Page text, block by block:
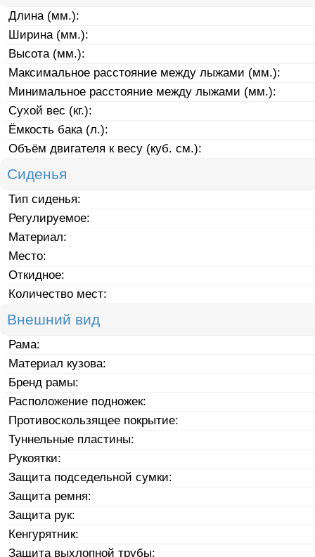
Длина (мм.):
Ширина (мм.):
Высота (мм.):
Максимальное расстояние между лыжами (мм.):
Минимальное расстояние между лыжами (мм.):
Сухой вес (кг.):
Ёмкость бака (л.):
Объём двигателя к весу (куб. см.):
Сиденья
Тип сиденья:
Регулируемое:
Материал:
Место:
Откидное:
Количество мест:
Внешний вид
Рама:
Материал кузова:
Бренд рамы:
Расположение подножек:
Противоскользящее покрытие:
Туннельные пластины:
Рукоятки:
Защита подседельной сумки:
Защита ремня:
Защита рук:
Кенгурятник:
Защита выхлопной трубы: